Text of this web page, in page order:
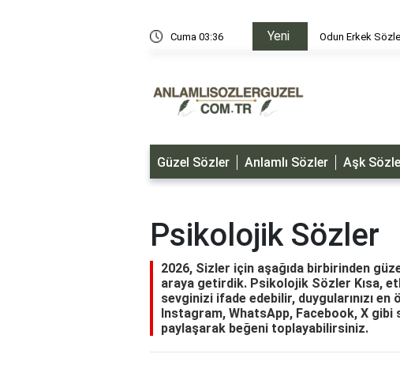
Cuma 03:36 Yeni Odun Erkek
Güzel Sözler Anlamlı Sözler Aşk
Psikolojik Sözler
2026, Sizler için aşağıda birbirinden
araya getirdik. Psikolojik Sözler Kısa,
sevginizi ifade edebilir, duygularınızı
Instagram, WhatsApp, Facebook, X
paylaşarak beğeni toplayabilirsiniz.